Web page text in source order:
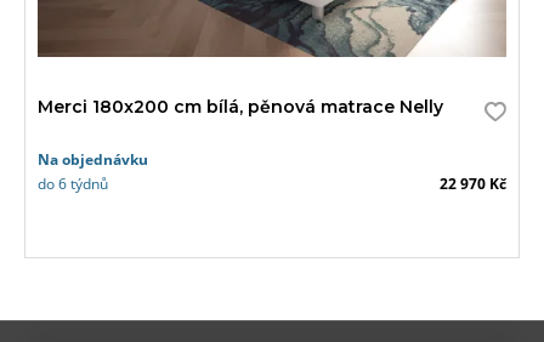
Merci 180x200 cm bílá, pěnová matrace Nelly
Na objednávku
do 6 týdnů
22 970 Kč